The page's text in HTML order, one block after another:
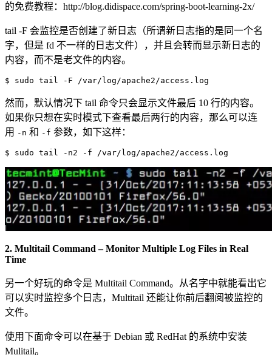
的免费教程：http://blog.didispace.com/spring-boot-learning-2x/
tail -F 会监控是否创建了新日志（所谓新日志指的是同一个名
字，但是 fd 不一样的日志文件），并且会转而显示新日志的
内容，而不是老文件的内容。
然而，默认情况下 tail 命令只会显示文件最后 10 行的内容。
如果你只想在实时模式下查看最后两行的内容，那么可以连
用 -n 和 -f 参数，如下这样：
2. Multitail Command – Monitor Multiple Log Files in Real
Time
另一个好玩的命令是 Multitail Command。从名字中就能看出它
可以实时监控多个日志，Multitail 还能让你前后翻阅被监控的
文件。
使用下面命令可以在基于 Debian 或 RedHat 的系统中安装
Mulitail。